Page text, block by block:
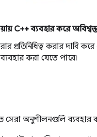
C++ ব্যবহার করে
প্রতিনিধিত্ব করার দাবি
করা যেতে পারে।
সেরা অনুশীলনগুলি